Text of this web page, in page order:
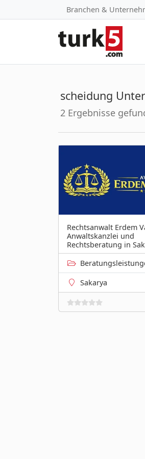
Branchen &
scheidung
2 Ergebnisse
Rechtsanwalt Erdem
Anwaltskanzlei und
Rechtsberatung in
Sakarya